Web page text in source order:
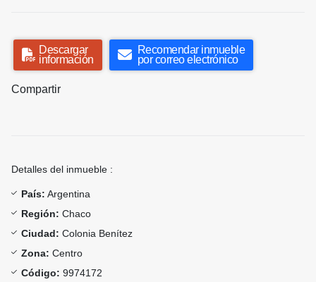
Descargar
información
Recomendar inmueble
por correo electrónico
Compartir
Detalles del inmueble :
País: Argentina
Región: Chaco
Ciudad: Colonia Benítez
Zona: Centro
Código: 9974172